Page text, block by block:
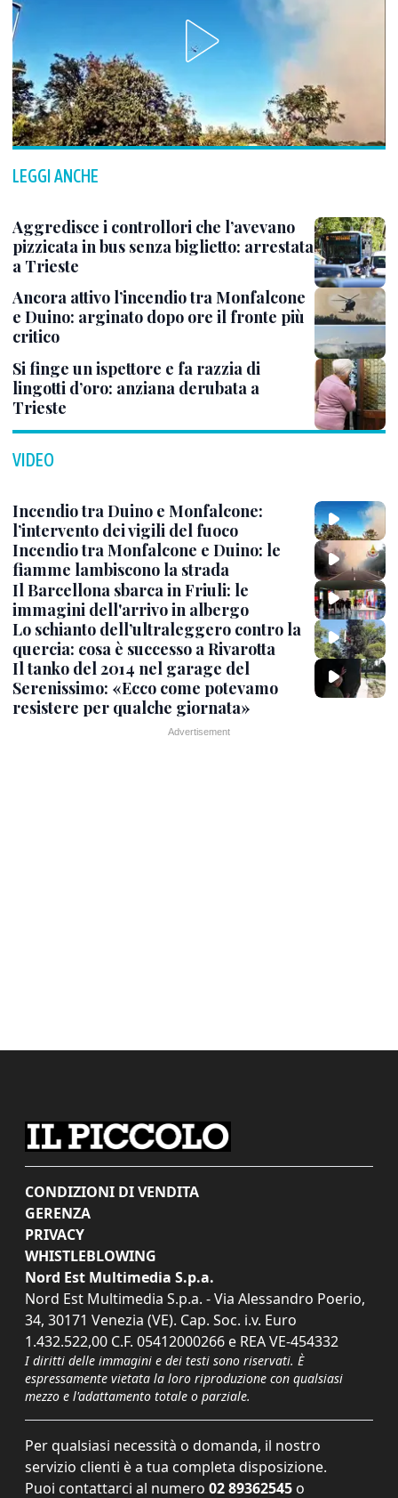
LEGGI ANCHE
Aggredisce i controllori che l’avevano
pizzicata in bus senza biglietto: arrestata
a Trieste
Ancora attivo l’incendio tra Monfalcone
e Duino: arginato dopo ore il fronte più
critico
Si finge un ispettore e fa razzia di
lingotti d’oro: anziana derubata a
Trieste
VIDEO
Incendio tra Duino e Monfalcone:
l’intervento dei vigili del fuoco
Incendio tra Monfalcone e Duino: le
fiamme lambiscono la strada
Il Barcellona sbarca in Friuli: le
immagini dell'arrivo in albergo
Lo schianto dell’ultraleggero contro la
quercia: cosa è successo a Rivarotta
Il tanko del 2014 nel garage del
Serenissimo: «Ecco come potevamo
resistere per qualche giornata»
CONDIZIONI DI VENDITA
GERENZA
PRIVACY
WHISTLEBLOWING
Nord Est Multimedia S.p.a.
Nord Est Multimedia S.p.a. - Via Alessandro Poerio,
34, 30171 Venezia (VE). Cap. Soc. i.v. Euro
1.432.522,00 C.F. 05412000266 e REA VE-454332
I diritti delle immagini e dei testi sono riservati. È
espressamente vietata la loro riproduzione con qualsiasi
mezzo e l'adattamento totale o parziale.
Per qualsiasi necessità o domanda, il nostro
servizio clienti è a tua completa disposizione.
Puoi contattarci al numero 02 89362545 o